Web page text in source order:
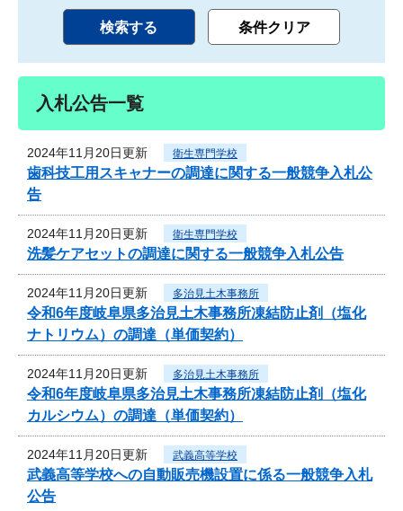
入札公告一覧
2024年11月20日更新 衛生専門学校
歯科技工用スキャナーの調達に関する一般競争入札公
告
2024年11月20日更新 衛生専門学校
洗髪ケアセットの調達に関する一般競争入札公告
2024年11月20日更新 多治見土木事務所
令和6年度岐阜県多治見土木事務所凍結防止剤（塩化
ナトリウム）の調達（単価契約）
2024年11月20日更新 多治見土木事務所
令和6年度岐阜県多治見土木事務所凍結防止剤（塩化
カルシウム）の調達（単価契約）
2024年11月20日更新 武義高等学校
武義高等学校への自動販売機設置に係る一般競争入札
公告